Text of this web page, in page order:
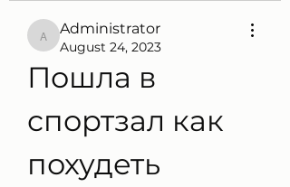
Administrator
Administrator
August 24, 2023
Пошла в
спортзал как
похудеть